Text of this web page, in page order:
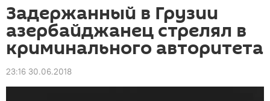
Задержанный в Грузии
азербайджанец стрелял в
криминального авторитета
23:16 30.06.2018